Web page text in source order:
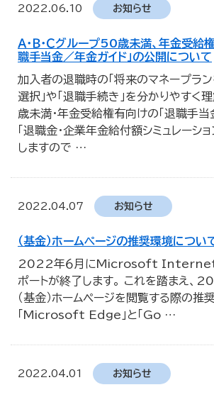
2022.06.10 お知らせ
Ａ・Ｂ・Ｃグループ50歳未満、年金受給
職手当金／年金ガイド」の公開について
加入者の退職時の「将来のマネープラ
選択」や「退職手続き」を分かりやすく
歳未満・年金受給権有向けの「退職手当
「退職金・企業年金給付額シミュレーショ
しますので …
2022.04.07 お知らせ
（基金）ホームページの推奨環境につい
2022年６月にMicrosoft
ポートが終了します。 これを踏まえ、
（基金）ホームページを閲覧する際の推
「Microsoft Edge」と「Go …
2022.04.01 お知らせ